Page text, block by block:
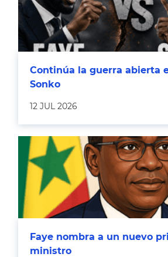
Continúa la guerra abierta
Sonko
12 JUL 2026
Faye nombra a un nuevo
ministro